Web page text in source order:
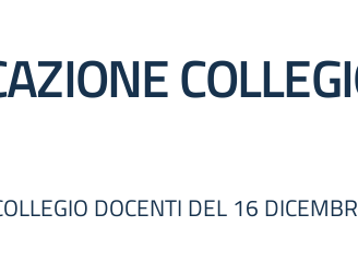
DOCENTI DEL 16